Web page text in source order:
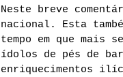
Neste breve
nacional. Esta
tempo em que mais
ídolos de pés de
enriquecimentos